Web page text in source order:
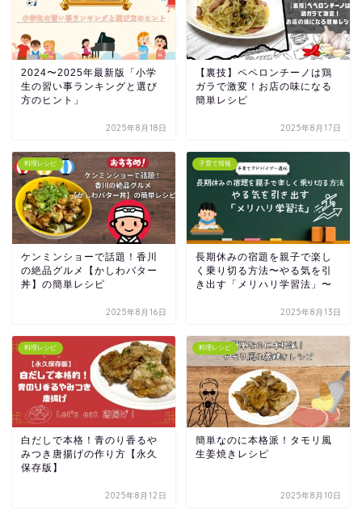
2024〜2025年最新版「小学
生の習い事ランキングと選び
方のヒント」
2025年8月18日
【裏技】ペペロンチーノは鶏
ガラで激変！お店の味になる
簡単レシピ
2025年8月17日
料理レシピ
ケンミンショーで話題！香川
の絶品グルメ【かしわバター
丼】の簡単レシピ
2025年8月16日
子育て情報
長期休みの宿題を親子で楽し
く乗り切る方法〜やる気を引
き出す「メリハリ学習法」〜
2025年8月13日
料理レシピ
白だしで本格！青のり香るや
みつき唐揚げの作り方【永久
保存版】
2025年8月12日
料理レシピ
簡単なのに本格派！タモリ風
生姜焼きレシピ
2025年8月10日